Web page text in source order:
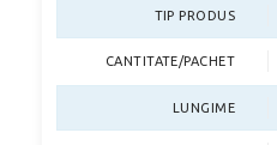
TIP PRODUS
CANTITATE/PACHET
LUNGIME